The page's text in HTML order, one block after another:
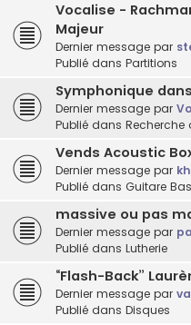
Vocalise -
Majeur
Dernier message par
Publié dans Partitions
Symphonique
Dernier message par
Publié dans Recherche
Vends Acoustic
Dernier message par
Publié dans Guitare
massive ou pas
Dernier message par
Publié dans Lutherie
“Flash-Back”
Dernier message par
Publié dans Disques